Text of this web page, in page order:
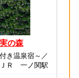
の森
き温泉宿～／
ＪＲ 一ノ関駅